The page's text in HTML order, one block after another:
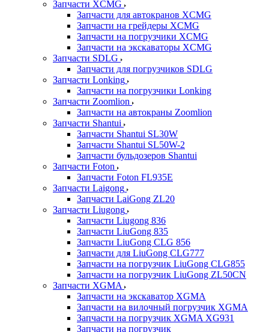
Запчасти XCMG
Запчасти для автокранов XCMG
Запчасти на грейдеры XCMG
Запчасти на погрузчики XCMG
Запчасти на экскаваторы XCMG
Запчасти SDLG
Запчасти для погрузчиков SDLG
Запчасти Lonking
Запчасти на погрузчики Lonking
Запчасти Zoomlion
Запчасти на автокраны Zoomlion
Запчасти Shantui
Запчасти Shantui SL30W
Запчасти Shantui SL50W-2
Запчасти бульдозеров Shantui
Запчасти Foton
Запчасти Foton FL935E
Запчасти Laigong
Запчасти LaiGong ZL20
Запчасти Liugong
Запчасти Liugong 836
Запчасти LiuGong 835
Запчасти LiuGong CLG 856
Запчасти для LiuGong CLG777
Запчасти на погрузчик LiuGong CLG855
Запчасти на погрузчик LiuGong ZL50CN
Запчасти XGMA
Запчасти на экскаватор XGMA
Запчасти на вилочный погрузчик XGMA
Запчасти на погрузчик XGMA XG931
Запчасти на погрузчик